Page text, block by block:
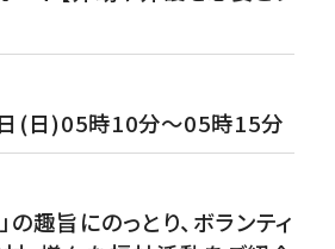
(日)05時10分～05時15分
の趣旨にのっとり、ボランティ